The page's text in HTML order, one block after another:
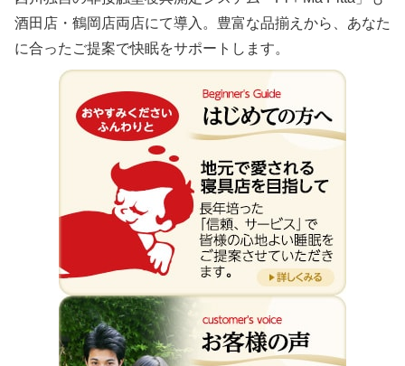
酒田店・鶴岡店両店にて導入。豊富な品揃えから、あなた
に合ったご提案で快眠をサポートします。